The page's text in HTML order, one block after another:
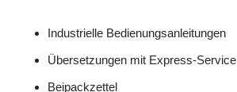
Industrielle Bedienungsanleitungen
Übersetzungen mit Express-Service
Beipackzettel